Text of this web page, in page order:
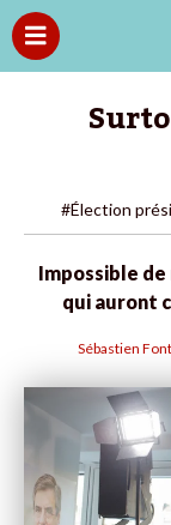
#Élection
Impossible
qui auront
Sébastien